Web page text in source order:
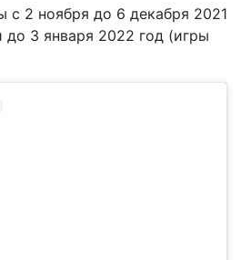
с 2 ноября до 6 декабря 2021
до 3 января 2022 год (игры